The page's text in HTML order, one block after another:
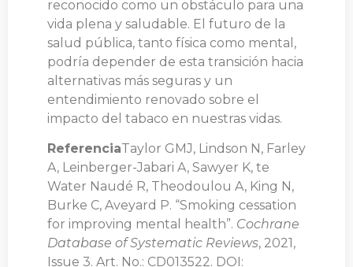
reconocido como un obstáculo para una
vida plena y saludable. El futuro de la
salud pública, tanto física como mental,
podría depender de esta transición hacia
alternativas más seguras y un
entendimiento renovado sobre el
impacto del tabaco en nuestras vidas.
ReferenciaTaylor GMJ, Lindson N, Farley
A, Leinberger-Jabari A, Sawyer K, te
Water Naudé R, Theodoulou A, King N,
Burke C, Aveyard P. “Smoking cessation
for improving mental health”. Cochrane
Database of Systematic Reviews, 2021,
Issue 3. Art. No.: CD013522. DOI: